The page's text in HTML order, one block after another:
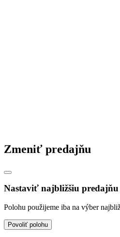
Zmeniť predajňu
Nastaviť najbližšiu
Polohu použijeme iba na výber
Povoliť polohu